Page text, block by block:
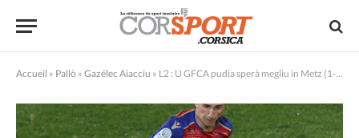
Accueil » Pallò » Gazélec Aiacciu » L2 : U GFCA pudia sperà megliu in Metz (1-0)